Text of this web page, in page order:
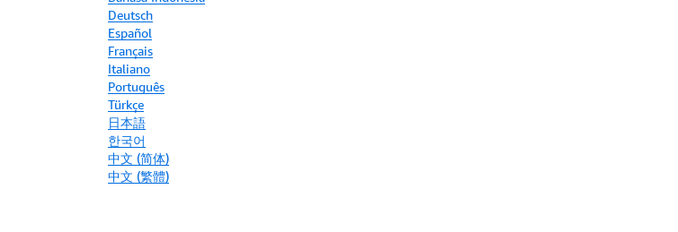
Deutsch
Español
Français
Italiano
Português
Türkçe
日本語
한국어
中文 (简体)
中文 (繁體)